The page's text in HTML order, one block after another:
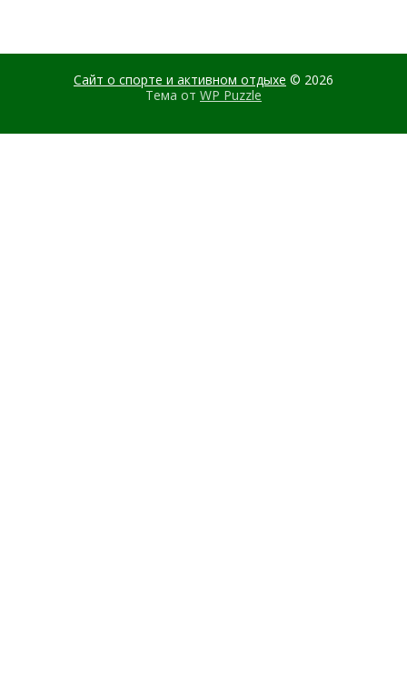
Сайт о спорте и активном отдыхе © 2026
Тема от WP Puzzle